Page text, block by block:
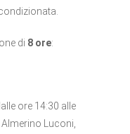
di 8 ore:
ore 14:30 alle
Luconi,